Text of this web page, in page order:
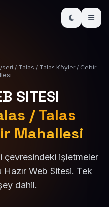
/ Talas / Talas Köyler / Cebir
SITESI
/ Talas
Mahallesi
çevresindeki işletmeler
Web Sitesi. Tek
dahil.